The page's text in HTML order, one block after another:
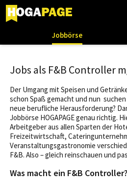
Jobbörse
Jobs als F&B Controller
Der Umgang mit Speisen und
schon Spaß gemacht und nun
neue berufliche Herausforderung?
Jobbörse HOGAPAGE genau richtig.
Arbeitgeber aus allen Sparten der
Freizeitwirtschaft,
Veranstaltungsgastronomie
F&B. Also – gleich reinschauen und
Was macht ein F&B Controller?